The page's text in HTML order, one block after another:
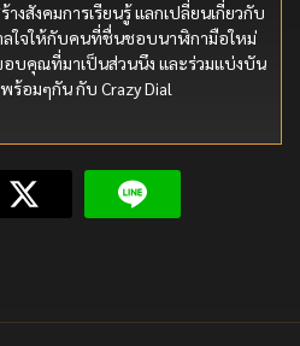
างสังคมการเรียนรู้ แลกเปลี่ยนเกี่ยวกับ
ลใจให้กับคนที่ชื่นชอบนาฬิกามือใหม่
อบคุณที่มาเป็นส่วนนึง และร่วมแบ่งบัน
อมๆกัน กับ Crazy Dial